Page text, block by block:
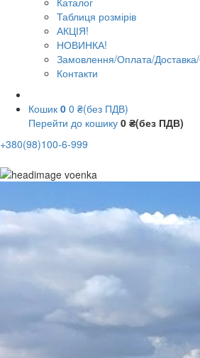
Таблиця розмірів
АКЦІЯ!
НОВИНКА!
Замовлення/Оплата/
Контакти
Кошик 0 0 ₴(без ПДВ)
Перейти до кошику 0 ₴(без ПДВ)
+380(98)100-6-999